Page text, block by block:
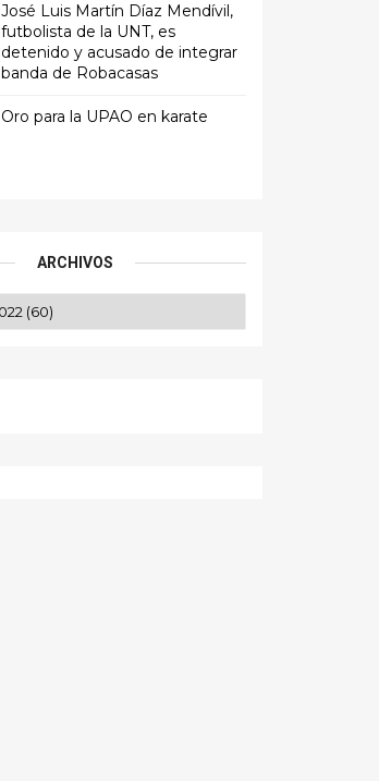
José Luis Martín Díaz Mendívil,
futbolista de la UNT, es
detenido y acusado de integrar
banda de Robacasas
Oro para la UPAO en karate
ARCHIVOS